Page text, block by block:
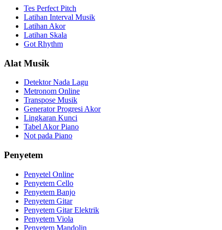
Tes Perfect Pitch
Latihan Interval Musik
Latihan Akor
Latihan Skala
Got Rhythm
Alat Musik
Detektor Nada Lagu
Metronom Online
Transpose Musik
Generator Progresi Akor
Lingkaran Kunci
Tabel Akor Piano
Not pada Piano
Penyetem
Penyetel Online
Penyetem Cello
Penyetem Banjo
Penyetem Gitar
Penyetem Gitar Elektrik
Penyetem Viola
Penyetem Mandolin